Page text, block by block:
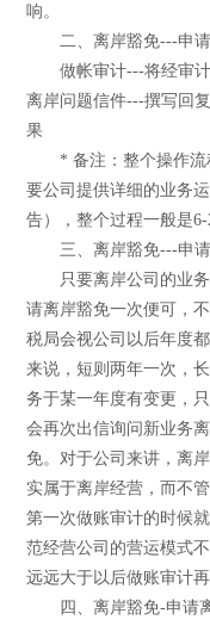
响。
二、离岸豁免---申请
做帐审计---将经审计
离岸问题信件---撰写回
果
* 备注：整个操作流
要公司提供详细的业务
告），整个过程一般是
三、离岸豁免---申请
只要离岸公司的业务
请离岸豁免一次便可，
税局会视公司以后年度
来说，短则两年一次，
务于某一年度有变更，
会再次出信询问新业务
免。对于公司来讲，离
实属于离岸经营，而不
第一次做账审计的时候
范经营公司的营运模式
远远大于以后做账审计再
四、离岸豁免-申请离